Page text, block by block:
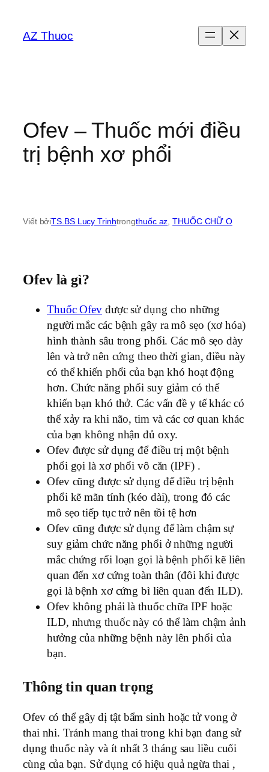
phầnAZ Thuoc
Ofev – Thuốc mới điều
trị bệnh xơ phổi
Viết bởiTS.BS Lucy Trinhtrongthuốc az , THUỐC CHỮ O
Ofev là gì?
Thuốc Ofev được sử dụng cho những
người mắc các bệnh gây ra mô sẹo (xơ hóa)
hình thành sâu trong phổi. Các mô sẹo dày
lên và trở nên cứng theo thời gian, điều này
có thể khiến phổi của bạn khó hoạt động
hơn. Chức năng phổi suy giảm có thể
khiến bạn khó thở. Các vấn đề y tế khác có
thể xảy ra khi não, tim và các cơ quan khác
của bạn không nhận đủ oxy.
Ofev được sử dụng để điều trị một bệnh
phổi gọi là xơ phổi vô căn (IPF) .
Ofev cũng được sử dụng để điều trị bệnh
phổi kẽ mãn tính (kéo dài), trong đó các
mô sẹo tiếp tục trở nên tồi tệ hơn
Ofev cũng được sử dụng để làm chậm sự
suy giảm chức năng phổi ở những người
mắc chứng rối loạn gọi là bệnh phổi kẽ liên
quan đến xơ cứng toàn thân (đôi khi được
gọi là bệnh xơ cứng bì liên quan đến ILD).
Ofev không phải là thuốc chữa IPF hoặc
ILD, nhưng thuốc này có thể làm chậm ảnh
hưởng của những bệnh này lên phổi của
bạn.
Thông tin quan trọng
Ofev có thể gây dị tật bẩm sinh hoặc tử vong ở
thai nhi. Tránh mang thai trong khi bạn đang sử
dụng thuốc này và ít nhất 3 tháng sau liều cuối
cùng của bạn. Sử dụng có hiệu quả ngừa thai ,